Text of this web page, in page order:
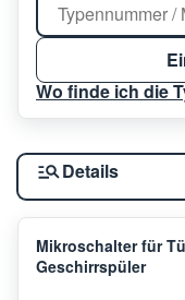
Wo finde ich die
Details
Mikroschalter für
Geschirrspüler